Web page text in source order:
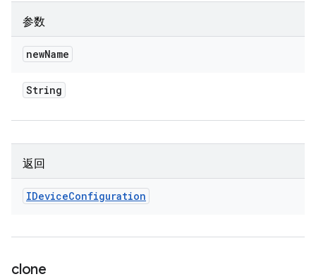
参数
newName
String
返回
IDeviceConfiguration
clone